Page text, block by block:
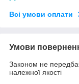
Всі умови оплати
Умови
Законом не
належної якості